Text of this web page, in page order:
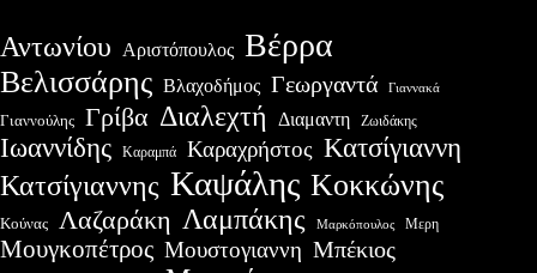
Αντωνίου Αριστόπουλος Βέρρα
Βελισσάρης Βλαχοδήμος Γεωργαντά Γιαννακά
Γιαννούλης Γρίβα Διαλεχτή Διαμαντη Ζωιδάκης
Ιωαννίδης Καραμπά Καραχρήστος Κατσίγιαννη
Κατσίγιαννης Καψάλης Κοκκώνης
Κούνας Λαζαράκη Λαμπάκης Μαρκόπουλος Μερη
Μουγκοπέτρος Μουστογιαννη Μπέκιος